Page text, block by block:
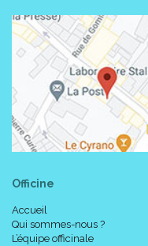
Officine
Accueil
Qui sommes-nous ?
L’équipe officinale